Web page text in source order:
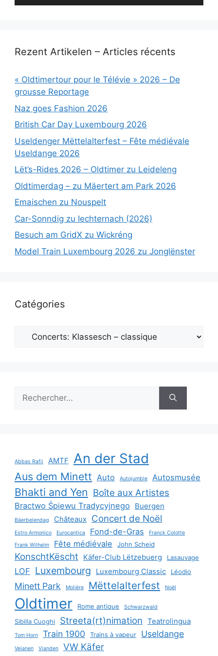
Rezent Artikelen – Articles récents
« Oldtimertour pour le Télévie » 2026 – De
grousse Reportage
Naz goes Fashion 2026
British Car Day Luxembourg 2026
Useldenger Mëttelalterfest – Fête médiévale
Useldange 2026
Lët’s-Rides 2026 – Oldtimer zu Leideleng
Oldtimerdag – zu Mäertert am Park 2026
Emaischen zu Nouspelt
Car-Sonndig zu Iechternach (2026)
Besuch am GridX zu Wickréng
Model Train Luxembourg 2026 zu Jonglënster
Catégories
Catégories
Abbas Rafii AMTF An der Stad
Aus dem Minett Auto Autojumble Autosmusée
Bhakti and Yen Boîte aux Artistes
Bractwo Śpiewu Tradycyjnego Buergen
Bäerbelendag Châteaux Concert de Noël
Estro Armonico Eurocantica Fond-de-Gras
Franck Colotte
Frank Wilhelm
Fête médiévale John Scheid
KonschtKëscht Käfer-Club Lëtzebuerg Lasauvage
LOF Luxembourg Luxembourg Classic Léodio
Minett Park Molière Mëttelalterfest Noël
Oldtimer Rome antique Schwarzwald
Sibilla Cuoghi Streeta(rt)nimation Teatrolingua
Tom Horn Train 1900 Trains à vapeur Useldange
Veianen Vianden VW Käfer